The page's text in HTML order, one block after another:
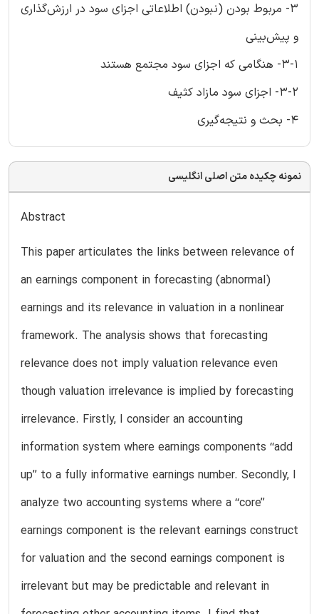
3- مربوط بودن (نبودن) اطلاعاتی اجزای سود در ارزش‌گذاری
و پیش‌بینی
3-1- هنگامی که اجزای سود مجتمع هستند
3-2- اجزای سود مازاد کثیف
4- بحث و نتیجه‌گیری
نمونه چکیده متن اصلی انگلیسی
Abstract
This paper articulates the links between relevance of
an earnings component in forecasting (abnormal)
earnings and its relevance in valuation in a nonlinear
framework. The analysis shows that forecasting
relevance does not imply valuation relevance even
though valuation irrelevance is implied by forecasting
irrelevance. Firstly, I consider an accounting
information system where earnings components ‘‘add
up’’ to a fully informative earnings number. Secondly, I
analyze two accounting systems where a ‘‘core’’
earnings component is the relevant earnings construct
for valuation and the second earnings component is
irrelevant but may be predictable and relevant in